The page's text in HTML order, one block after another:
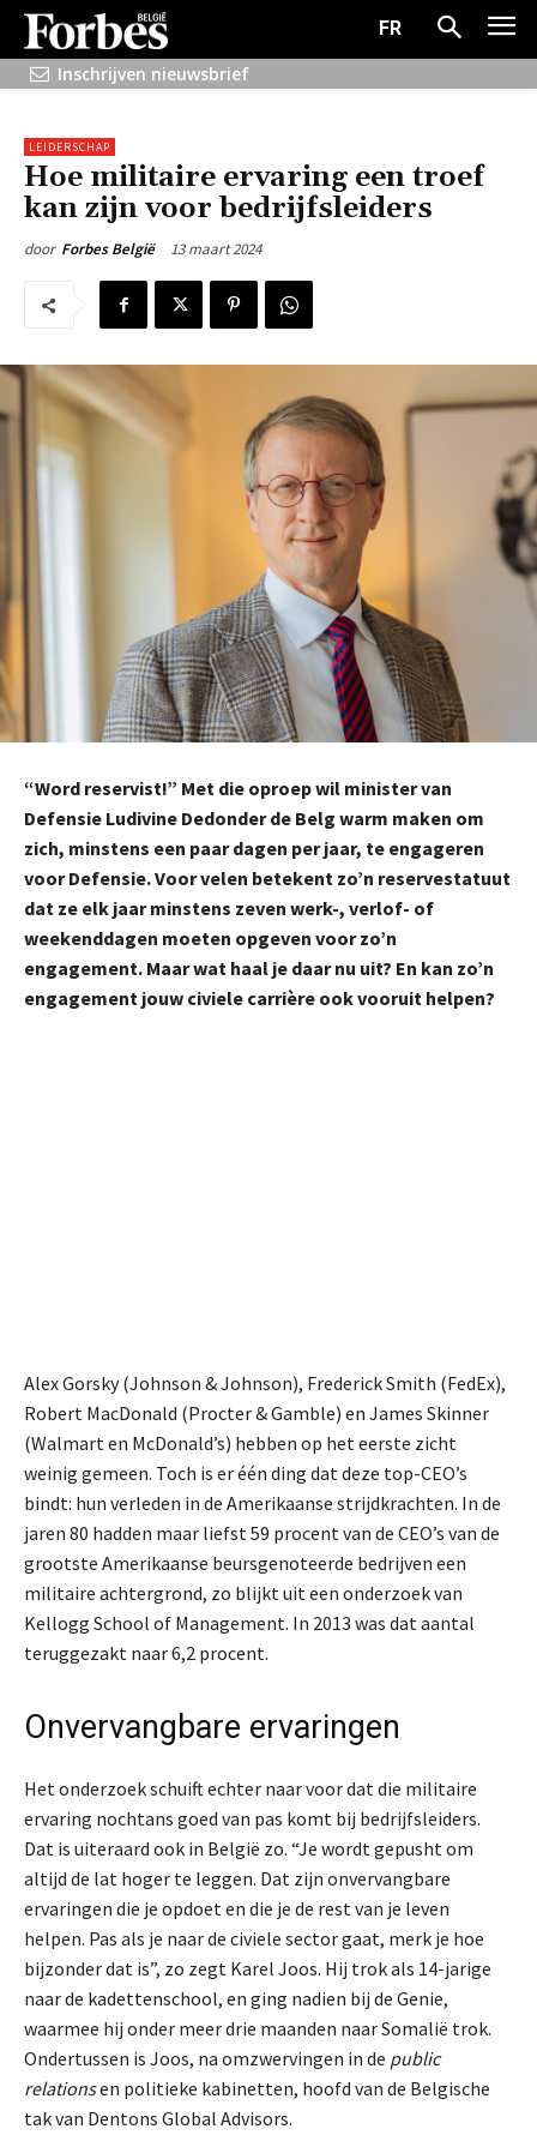
FR
Inschrijven nieuwsbrief
LEIDERSCHAP
Hoe militaire ervaring een troef
kan zijn voor bedrijfsleiders
door Forbes België 13 maart 2024
“Word reservist!” Met die oproep wil minister van
Defensie Ludivine Dedonder de Belg warm maken om
zich, minstens een paar dagen per jaar, te engageren
voor Defensie. Voor velen betekent zo’n reservestatuut
dat ze elk jaar minstens zeven werk-, verlof- of
weekenddagen moeten opgeven voor zo’n
engagement. Maar wat haal je daar nu uit? En kan zo’n
engagement jouw civiele carrière ook vooruit helpen?
Alex Gorsky (Johnson & Johnson), Frederick Smith (FedEx),
Robert MacDonald (Procter & Gamble) en James Skinner
(Walmart en McDonald’s) hebben op het eerste zicht
weinig gemeen. Toch is er één ding dat deze top-CEO’s
bindt: hun verleden in de Amerikaanse strijdkrachten. In de
jaren 80 hadden maar liefst 59 procent van de CEO’s van de
grootste Amerikaanse beursgenoteerde bedrijven een
militaire achtergrond, zo blijkt uit een onderzoek van
Kellogg School of Management. In 2013 was dat aantal
teruggezakt naar 6,2 procent.
Onvervangbare ervaringen
Het onderzoek schuift echter naar voor dat die militaire
ervaring nochtans goed van pas komt bij bedrijfsleiders.
Dat is uiteraard ook in België zo. “Je wordt gepusht om
altijd de lat hoger te leggen. Dat zijn onvervangbare
ervaringen die je opdoet en die je de rest van je leven
helpen. Pas als je naar de civiele sector gaat, merk je hoe
bijzonder dat is”, zo zegt Karel Joos. Hij trok als 14-jarige
naar de kadettenschool, en ging nadien bij de Genie,
waarmee hij onder meer drie maanden naar Somalië trok.
Ondertussen is Joos, na omzwervingen in de public
relationsen politieke kabinetten, hoofd van de Belgische
tak van Dentons Global Advisors.